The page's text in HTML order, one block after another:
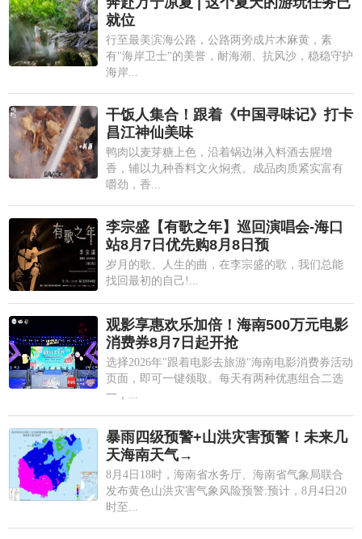
就位
行至最美滨海公路，公路两旁成片木麻黄，素
有"海岸卫士"的美誉，耐海潮、抗风沙，稳稳守护
海岸...
干饭人集合！跟着《中国寻味记》打卡
昌江神仙美味
鸭肉以麦芽糖上色，沿着锅边淋入料酒去腥增
香，辅以九种香料文火焖煮。成品肉质紧实富有
嚼劲，香...
李宗盛【有歌之年】巡回演唱会-海口
站8月7日优先购8月8日预
岁月的歌、人生的曲，在李宗盛的歌，我们总能
找回最初的自己!...
观影享惠欢乐加倍！海南500万元电影
消费券8月7日起开抢
选择2026年"跟着电影去旅游"海南电影消费券活动
页面，即可一键领取。每天有两种优惠组合二选
一，...
暴雨四级预警+山洪灾害预警！未来几
天海南天气→
8月4日18时，海南省水务厅、海南省气象局联合
发布黄色山洪灾害气象风险预警:预计，8月4日20
时至...